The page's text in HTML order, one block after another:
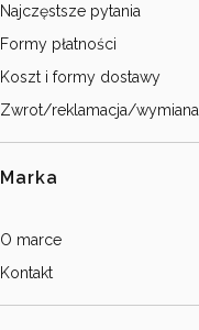
Najczęstsze pytania
Formy płatności
Koszt i formy dostawy
Zwrot/reklamacja/wymiana
Marka
O marce
Kontakt